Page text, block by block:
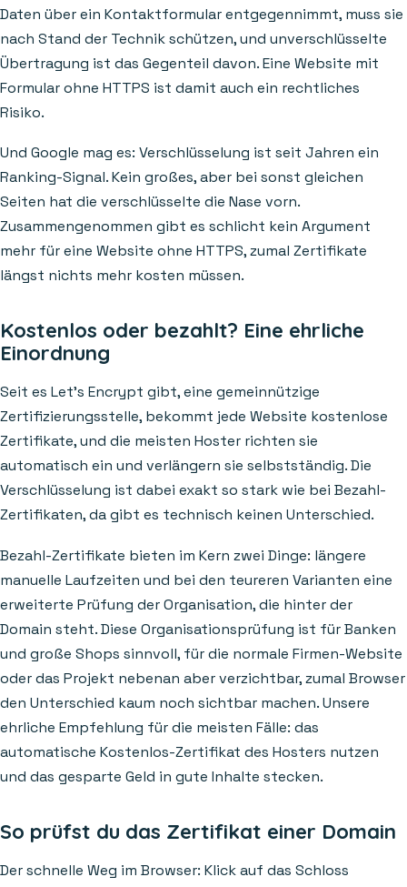
Daten über ein Kontaktformular entgegennimmt, muss sie
nach Stand der Technik schützen, und unverschlüsselte
Übertragung ist das Gegenteil davon. Eine Website mit
Formular ohne HTTPS ist damit auch ein rechtliches
Risiko.
Und Google mag es: Verschlüsselung ist seit Jahren ein
Ranking-Signal. Kein großes, aber bei sonst gleichen
Seiten hat die verschlüsselte die Nase vorn.
Zusammengenommen gibt es schlicht kein Argument
mehr für eine Website ohne HTTPS, zumal Zertifikate
längst nichts mehr kosten müssen.
Kostenlos oder bezahlt? Eine ehrliche
Einordnung
Seit es Let's Encrypt gibt, eine gemeinnützige
Zertifizierungsstelle, bekommt jede Website kostenlose
Zertifikate, und die meisten Hoster richten sie
automatisch ein und verlängern sie selbstständig. Die
Verschlüsselung ist dabei exakt so stark wie bei Bezahl-
Zertifikaten, da gibt es technisch keinen Unterschied.
Bezahl-Zertifikate bieten im Kern zwei Dinge: längere
manuelle Laufzeiten und bei den teureren Varianten eine
erweiterte Prüfung der Organisation, die hinter der
Domain steht. Diese Organisationsprüfung ist für Banken
und große Shops sinnvoll, für die normale Firmen-Website
oder das Projekt nebenan aber verzichtbar, zumal Browser
den Unterschied kaum noch sichtbar machen. Unsere
ehrliche Empfehlung für die meisten Fälle: das
automatische Kostenlos-Zertifikat des Hosters nutzen
und das gesparte Geld in gute Inhalte stecken.
So prüfst du das Zertifikat einer Domain
Der schnelle Weg im Browser: Klick auf das Schloss